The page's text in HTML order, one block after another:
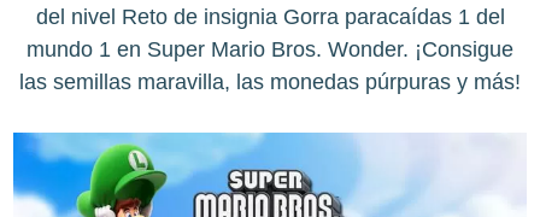
del nivel Reto de insignia Gorra paracaídas 1 del
mundo 1 en Super Mario Bros. Wonder. ¡Consigue
las semillas maravilla, las monedas púrpuras y más!